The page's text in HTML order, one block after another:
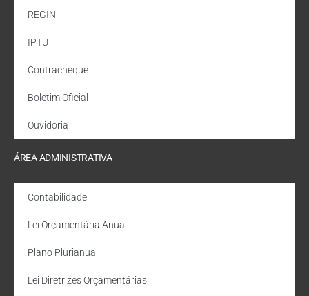
REGIN
IPTU
Contracheque
Boletim Oficial
Ouvidoria
ÁREA ADMINISTRATIVA
Contabilidade
Lei Orçamentária Anual
Plano Plurianual
Lei Diretrizes Orçamentárias